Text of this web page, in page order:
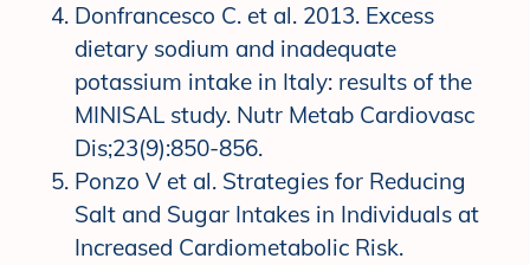
Donfrancesco C. et al. 2013. Excess
dietary sodium and inadequate
potassium intake in Italy: results of the
MINISAL study. Nutr Metab Cardiovasc
Dis;23(9):850‐856.
Ponzo V et al. Strategies for Reducing
Salt and Sugar Intakes in Individuals at
Increased Cardiometabolic Risk.